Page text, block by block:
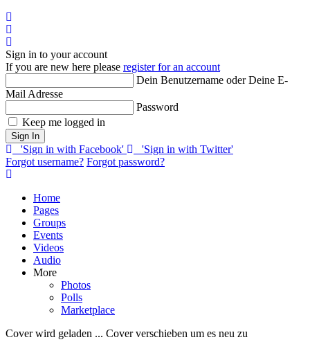
Sign in to your account
If you are new here please register for an account
Dein Benutzername oder Deine E-
Mail Adresse
Password
Keep me logged in
Sign In
'Sign in with Facebook'
'Sign in with Twitter'
Forgot username? Forgot password?
Home
Pages
Groups
Events
Videos
Audio
More
Photos
Polls
Marketplace
Cover wird geladen ... Cover verschieben um es neu zu